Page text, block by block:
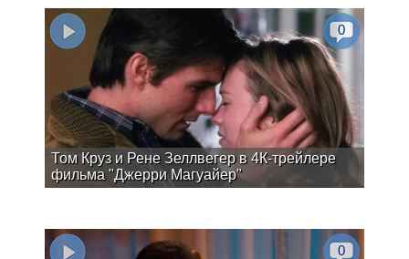
Том Круз и Рене Зеллвегер в 4К-трейлере
фильма "Джерри Магуайер"
0
0